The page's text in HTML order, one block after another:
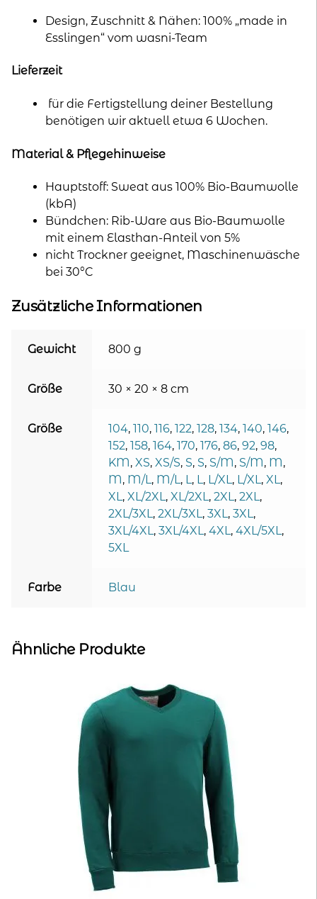
Design, Zuschnitt & Nähen: 100% „made in
Esslingen“ vom wasni-Team
Lieferzeit
für die Fertigstellung deiner Bestellung
benötigen wir aktuell etwa 6 Wochen.
Material & Pflegehinweise
Hauptstoff: Sweat aus 100% Bio-Baumwolle
(kbA)
Bündchen: Rib-Ware aus Bio-Baumwolle
mit einem Elasthan-Anteil von 5%
nicht Trockner geeignet, Maschinenwäsche
bei 30°C
Zusätzliche Informationen
Gewicht 800 g
Größe 30 × 20 × 8 cm
Größe 104, 110, 116, 122, 128, 134, 140, 146,
152, 158, 164, 170, 176, 86, 92, 98,
KM, XS, XS/S, S, S, S/M, S/M, M,
M, M/L, M/L, L, L, L/XL, L/XL, XL,
XL, XL/2XL, XL/2XL, 2XL, 2XL,
2XL/3XL, 2XL/3XL, 3XL, 3XL,
3XL/4XL, 3XL/4XL, 4XL, 4XL/5XL,
5XL
Farbe Blau
Ähnliche Produkte